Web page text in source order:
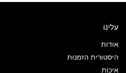
עלינו
אודות
היסטורית הזמנות
איכות